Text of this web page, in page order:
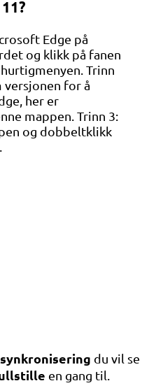
Edge på
og klikk på fanen
Trinn
versjonen for å
her er
mappen. Trinn 3:
og dobbeltklikk
du vil se
en gang til.